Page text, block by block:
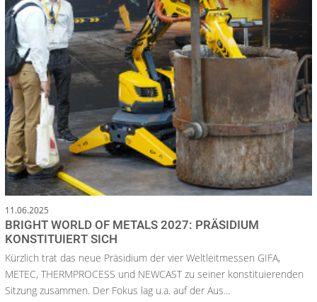
11.06.2025
BRIGHT WORLD OF METALS 2027: PRÄSIDIUM
KONSTITUIERT SICH
Kürzlich trat das neue Präsidium der vier Weltleitmessen GIFA,
METEC, THERMPROCESS und NEWCAST zu seiner konstituierenden
Sitzung zusammen. Der Fokus lag u.a. auf der Aus...